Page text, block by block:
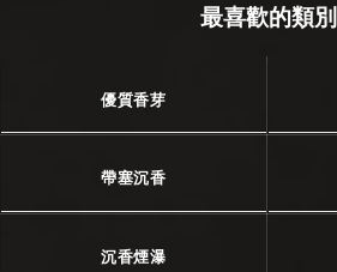
最喜歡的類別
優質香芽
帶塞沉香
沉香煙瀑